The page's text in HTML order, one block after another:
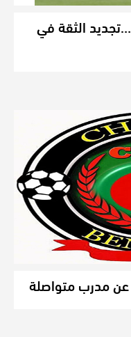
الثقة في
مدرب متواصلة